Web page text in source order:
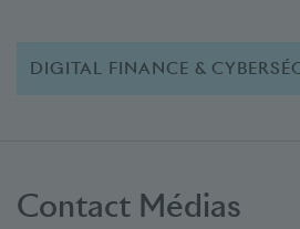
DIGITAL FINANCE &
Contact Médias